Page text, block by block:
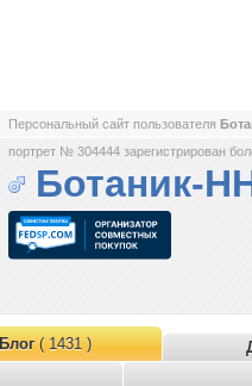
Персональный сайт пользователя
портрет № 304444 зарегистрирован
Ботаник-
Блог( 1431 )